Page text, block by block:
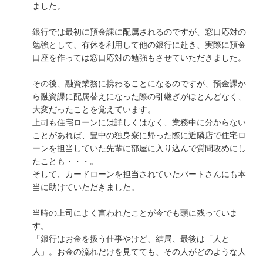
ました。
銀行では最初に預金課に配属されるのですが、窓口応対の
勉強として、有休を利用して他の銀行に赴き、実際に預金
口座を作っては窓口応対の勉強もさせていただきました。
その後、融資業務に携わることになるのですが、預金課か
ら融資課に配属替えになった際の引継ぎがほとんどなく、
大変だったことを覚えています。
上司も住宅ローンには詳しくはなく、業務中に分からない
ことがあれば、豊中の独身寮に帰った際に近隣店で住宅ロ
ーンを担当していた先輩に部屋に入り込んで質問攻めにし
たことも・・・。
そして、カードローンを担当されていたパートさんにも本
当に助けていただきました。
当時の上司によく言われたことが今でも頭に残っていま
す。
「銀行はお金を扱う仕事やけど、結局、最後は「人と
人」。お金の流れだけを見てても、その人がどのような人